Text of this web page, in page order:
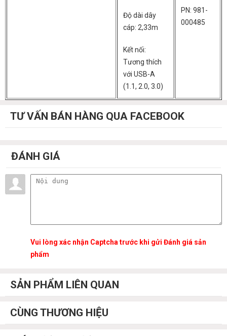
Độ dài dây
cáp: 2,33m
Kết nối:
Tương thích
với USB-A
(1.1, 2.0, 3.0)
PN: 981-
000485
TƯ VẤN BÁN HÀNG QUA FACEBOOK
ĐÁNH GIÁ
Vui lòng xác nhận Captcha trước khi gửi Đánh giá sản
phẩm
SẢN PHẨM LIÊN QUAN
CÙNG THƯƠNG HIỆU